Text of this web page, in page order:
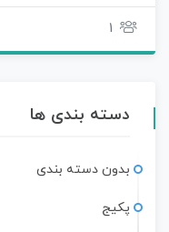
1
دسته بندی ها
بدون دسته بندی
پکیج